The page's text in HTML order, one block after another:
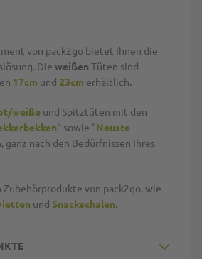
von pack2go bietet Ihnen die
Die weißen Tüten sind
17cm und 23cm erhältlich.
weiße und Spitztüten mit den
” sowie “Neuste
ganz nach den Bedürfnissen Ihres
Zubehörprodukte von pack2go, wie
und Snackschalen.